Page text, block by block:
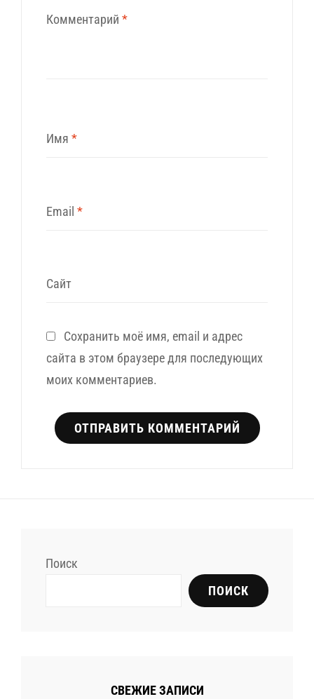
Комментарий *
Имя *
Email *
Сайт
Сохранить моё имя, email и адрес
сайта в этом браузере для последующих
моих комментариев.
Поиск
ПОИСК
СВЕЖИЕ ЗАПИСИ